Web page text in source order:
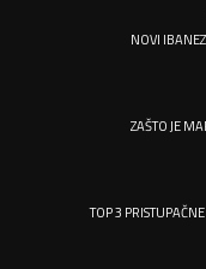
NOVI
ZAŠTO JE
TOP 3